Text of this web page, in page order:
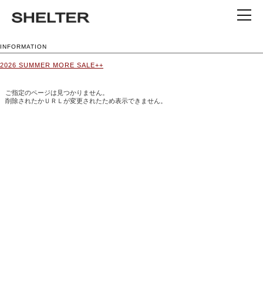
INFORMATION
2026 SUMMER MORE SALE++
ご指定のページは見つかりません。
削除されたかＵＲＬが変更されたため表示できません。